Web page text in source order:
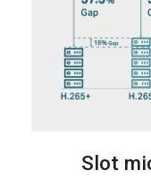
Slot